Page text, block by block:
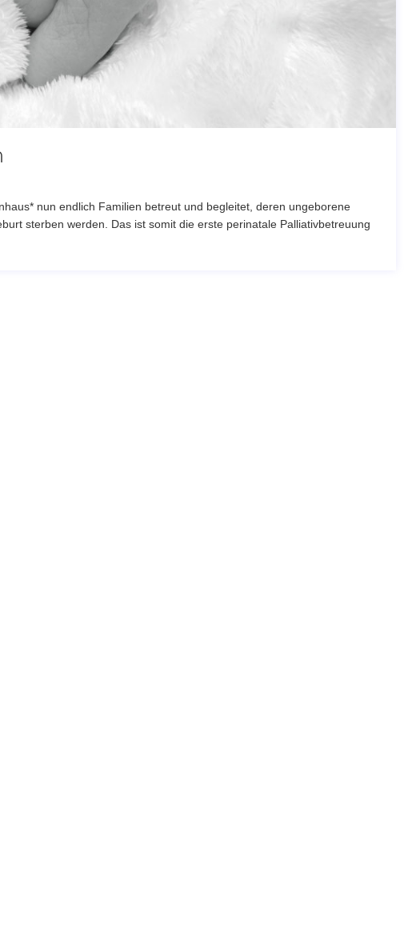
nun endlich Familien betreut und begleitet, deren ungeborene
sterben werden. Das ist somit die erste perinatale Palliativbetreuung